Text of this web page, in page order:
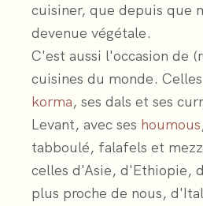
cuisiner, que depuis que
devenue végétale.
C'est aussi l'occasion de
cuisines du monde.
korma, ses dals et ses
Levant, avec ses houmous
tabboulé, falafels et
celles d'Asie, d'Ethiopie,
plus proche de nous,